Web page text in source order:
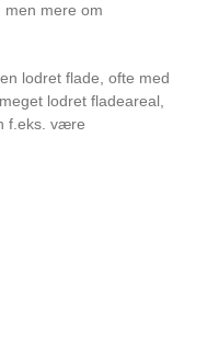
men mere om
lodret flade, ofte med
lodret fladeareal,
f.eks. være